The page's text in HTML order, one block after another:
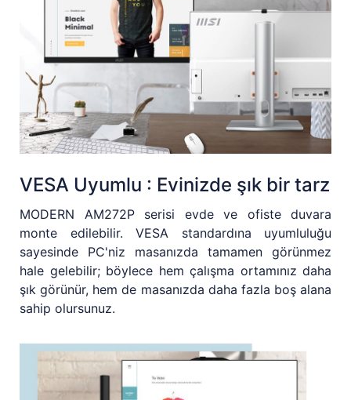
VESA Uyumlu : Evinizde şık bir tarz
MODERN AM272P serisi evde ve ofiste duvara
monte edilebilir. VESA standardına uyumluluğu
sayesinde PC'niz masanızda tamamen görünmez
hale gelebilir; böylece hem çalışma ortamınız daha
şık görünür, hem de masanızda daha fazla boş alana
sahip olursunuz.